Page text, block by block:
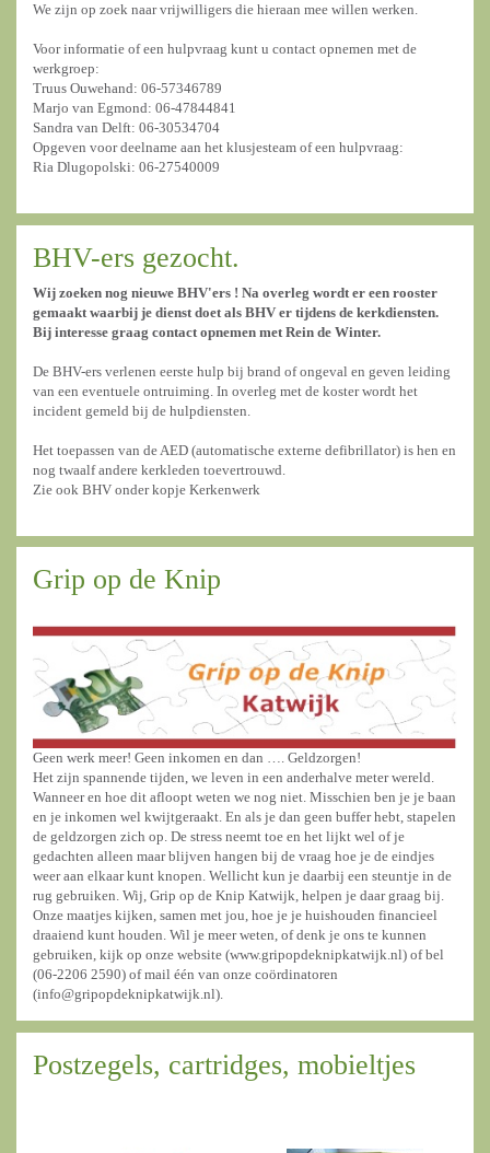
We zijn op zoek naar vrijwilligers die hieraan mee willen werken.
Voor informatie of een hulpvraag kunt u contact opnemen met de
werkgroep:
Truus Ouwehand: 06-57346789
Marjo van Egmond: 06-47844841
Sandra van Delft: 06-30534704
Opgeven voor deelname aan het klusjesteam of een hulpvraag:
Ria Dlugopolski: 06-27540009
BHV-ers gezocht.
Wij zoeken nog nieuwe BHV'ers ! Na overleg wordt er een rooster
gemaakt waarbij je dienst doet als BHV er tijdens de kerkdiensten.
Bij interesse graag contact opnemen met Rein de Winter.
De BHV-ers verlenen eerste hulp bij brand of ongeval en geven leiding
van een eventuele ontruiming. In overleg met de koster wordt het
incident gemeld bij de hulpdiensten.
Het toepassen van de AED (automatische externe defibrillator) is hen en
nog twaalf andere kerkleden toevertrouwd.
Zie ook BHV onder kopje Kerkenwerk
Grip op de Knip
Geen werk meer! Geen inkomen en dan …. Geldzorgen!
Het zijn spannende tijden, we leven in een anderhalve meter wereld.
Wanneer en hoe dit afloopt weten we nog niet. Misschien ben je je baan
en je inkomen wel kwijtgeraakt. En als je dan geen buffer hebt, stapelen
de geldzorgen zich op. De stress neemt toe en het lijkt wel of je
gedachten alleen maar blijven hangen bij de vraag hoe je de eindjes
weer aan elkaar kunt knopen. Wellicht kun je daarbij een steuntje in de
rug gebruiken. Wij, Grip op de Knip Katwijk, helpen je daar graag bij.
Onze maatjes kijken, samen met jou, hoe je je huishouden financieel
draaiend kunt houden. Wil je meer weten, of denk je ons te kunnen
gebruiken, kijk op onze website (www.gripopdeknipkatwijk.nl) of bel
(06-2206 2590) of mail één van onze coördinatoren
(info@gripopdeknipkatwijk.nl).
Postzegels, cartridges, mobieltjes